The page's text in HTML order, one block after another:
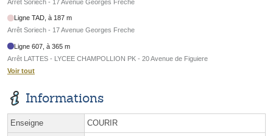
Arrêt Soriech - 17 Avenue Georges Freche
Ligne TAD, à 187 m
Arrêt Soriech - 17 Avenue Georges Freche
Ligne 607, à 365 m
Arrêt LATTES - LYCEE CHAMPOLLION PK - 20 Avenue de Figuiere
Voir tout
Informations
Enseigne COURIR